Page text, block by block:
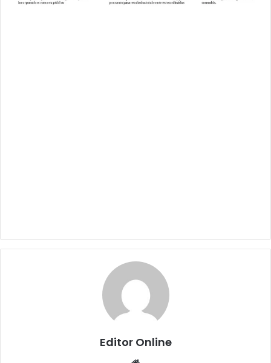
Editor Online